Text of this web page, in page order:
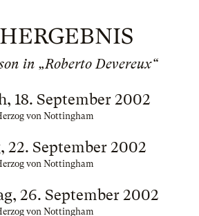
in „Roberto Devereux“
18. September 2002
von Nottingham
22. September 2002
von Nottingham
26. September 2002
von Nottingham